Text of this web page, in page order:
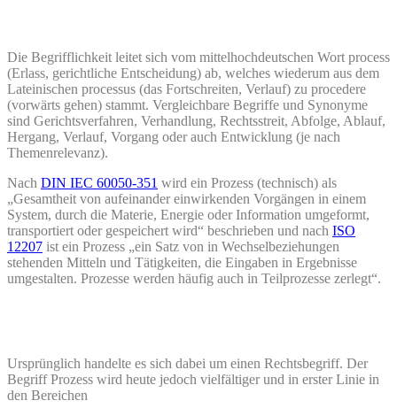
Die Begrifflichkeit leitet sich vom mittelhochdeutschen Wort process
(Erlass, gerichtliche Entscheidung) ab, welches wiederum aus dem
Lateinischen processus (das Fortschreiten, Verlauf) zu procedere
(vorwärts gehen) stammt. Vergleichbare Begriffe und Synonyme
sind Gerichtsverfahren, Verhandlung, Rechtsstreit, Abfolge, Ablauf,
Hergang, Verlauf, Vorgang oder auch Entwicklung (je nach
Themenrelevanz).
Nach DIN IEC 60050-351 wird ein Prozess (technisch) als
„Gesamtheit von aufeinander einwirkenden Vorgängen in einem
System, durch die Materie, Energie oder Information umgeformt,
transportiert oder gespeichert wird“ beschrieben und nach ISO
12207 ist ein Prozess „ein Satz von in Wechselbeziehungen
stehenden Mitteln und Tätigkeiten, die Eingaben in Ergebnisse
umgestalten. Prozesse werden häufig auch in Teilprozesse zerlegt“.
Ursprünglich handelte es sich dabei um einen Rechtsbegriff. Der
Begriff Prozess wird heute jedoch vielfältiger und in erster Linie in
den Bereichen